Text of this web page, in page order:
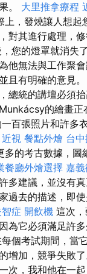
。 大里推拿療程
上，發燒讓人想起
對其進行處理，修
您的燈罩就消失
他無法與工作聚
且有明確的意見
總統的講壇必須
的繪畫正
百張照片和許多
近視 餐點外燴 台
多的考古數據，圖
餐廳外燴選擇 嘉
多建議，並沒有
過去的描述，即使
症 開飲機 這次
為它必須滿足許多
個考試期間，當
增加，競爭失敗了
次，我和他在一